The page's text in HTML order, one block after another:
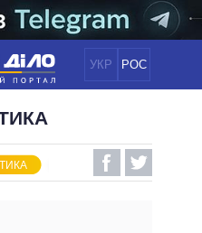
УКР РОС
ПОЛІТИКА
ЕКОНОМІКА